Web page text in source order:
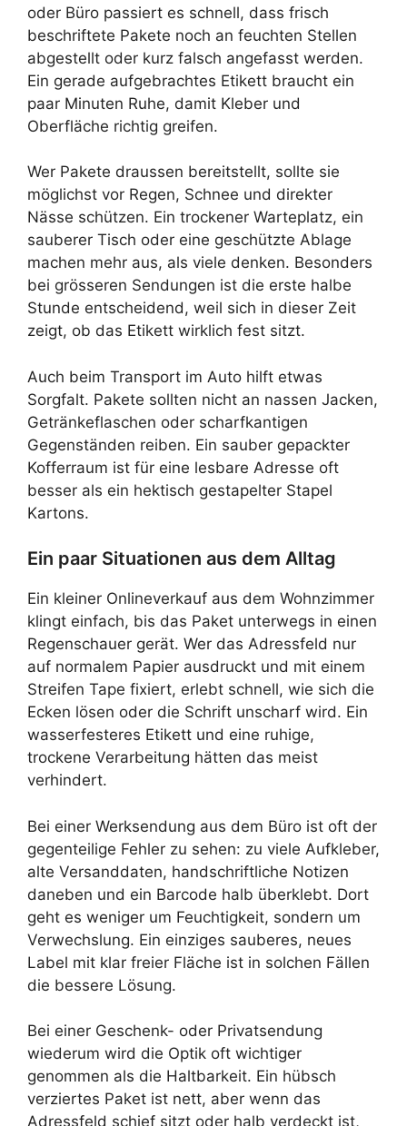
oder Büro passiert es schnell, dass frisch
beschriftete Pakete noch an feuchten Stellen
abgestellt oder kurz falsch angefasst werden.
Ein gerade aufgebrachtes Etikett braucht ein
paar Minuten Ruhe, damit Kleber und
Oberfläche richtig greifen.
Wer Pakete draussen bereitstellt, sollte sie
möglichst vor Regen, Schnee und direkter
Nässe schützen. Ein trockener Warteplatz, ein
sauberer Tisch oder eine geschützte Ablage
machen mehr aus, als viele denken. Besonders
bei grösseren Sendungen ist die erste halbe
Stunde entscheidend, weil sich in dieser Zeit
zeigt, ob das Etikett wirklich fest sitzt.
Auch beim Transport im Auto hilft etwas
Sorgfalt. Pakete sollten nicht an nassen Jacken,
Getränkeflaschen oder scharfkantigen
Gegenständen reiben. Ein sauber gepackter
Kofferraum ist für eine lesbare Adresse oft
besser als ein hektisch gestapelter Stapel
Kartons.
Ein paar Situationen aus dem Alltag
Ein kleiner Onlineverkauf aus dem Wohnzimmer
klingt einfach, bis das Paket unterwegs in einen
Regenschauer gerät. Wer das Adressfeld nur
auf normalem Papier ausdruckt und mit einem
Streifen Tape fixiert, erlebt schnell, wie sich die
Ecken lösen oder die Schrift unscharf wird. Ein
wasserfesteres Etikett und eine ruhige,
trockene Verarbeitung hätten das meist
verhindert.
Bei einer Werksendung aus dem Büro ist oft der
gegenteilige Fehler zu sehen: zu viele Aufkleber,
alte Versanddaten, handschriftliche Notizen
daneben und ein Barcode halb überklebt. Dort
geht es weniger um Feuchtigkeit, sondern um
Verwechslung. Ein einziges sauberes, neues
Label mit klar freier Fläche ist in solchen Fällen
die bessere Lösung.
Bei einer Geschenk- oder Privatsendung
wiederum wird die Optik oft wichtiger
genommen als die Haltbarkeit. Ein hübsch
verziertes Paket ist nett, aber wenn das
Adressfeld schief sitzt oder halb verdeckt ist,